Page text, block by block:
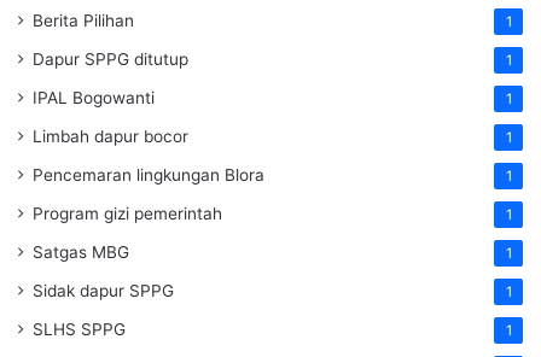
Berita Pilihan 1
Dapur SPPG ditutup 1
IPAL Bogowanti 1
Limbah dapur bocor 1
Pencemaran lingkungan Blora 1
Program gizi pemerintah 1
Satgas MBG 1
Sidak dapur SPPG 1
SLHS SPPG 1